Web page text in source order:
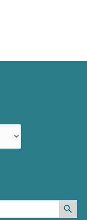
Search Button